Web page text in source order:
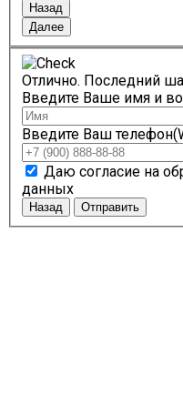
Назад
Далее
Отлично. Последний
Введите Ваше имя и
Введите Ваш
Даю согласие на
данных
Назад Отправить